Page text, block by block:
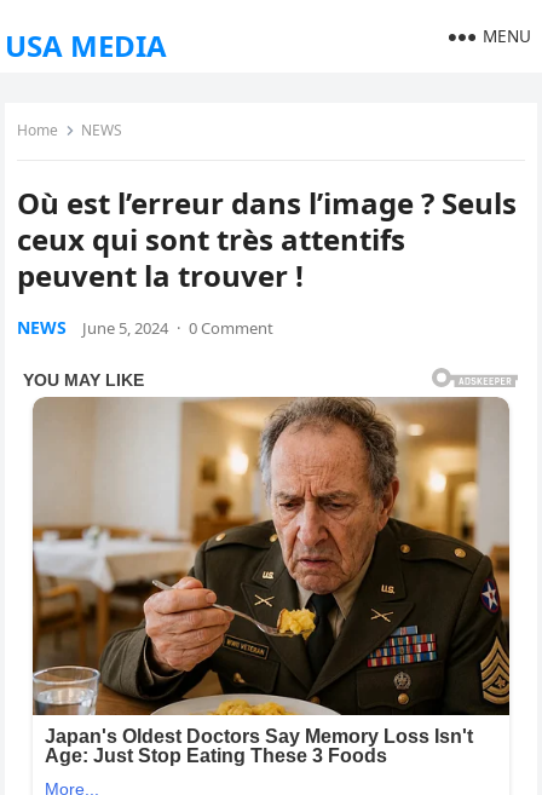
USA MEDIA MENU
Home NEWS
Où est l’erreur dans l’image ? Seuls
ceux qui sont très attentifs
peuvent la trouver !
NEWS June 5, 2024 · 0 Comment